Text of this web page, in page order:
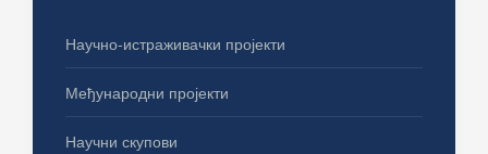
Научно-истраживачки пројекти
Међународни пројекти
Научни скупови